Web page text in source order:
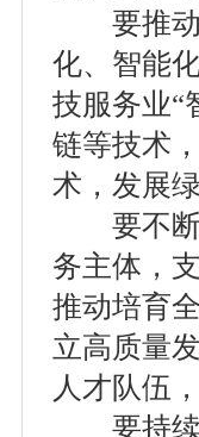
要推动
化、智能
技服务业“
链等技术
术，发展
要不断
务主体，
推动培育
立高质量
人才队伍
要持续